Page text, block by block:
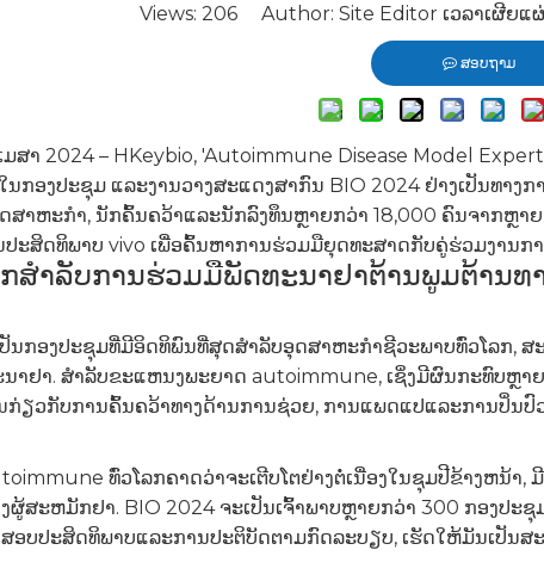
Views: 206 Author: Site Editor ເວລາເຜີຍແ
ສອບຖາມ
ມສາ 2024 – HKeybio, 'Autoimmune Disease Model
ກອງປະຊຸມ ແລະງານວາງສະແດງສາກົນ BIO 2024 ຢ່າງເປັນທາ
ສາຫະກໍາ, ນັກຄົ້ນຄວ້າແລະນັກລົງທຶນຫຼາຍກວ່າ 18,000 ຄົນຈາກຫຼ
ະສິດທິພາບ vivo ເພື່ອຄົ້ນຫາການຮ່ວມມືຍຸດທະສາດກັບຄູ່ຮ່ວມງານກ
ກສໍາລັບການຮ່ວມມືພັດທະນາຢາຕ້ານພູມຕ້ານທ
ນກອງປະຊຸມທີ່ມີອິດທິພົນທີ່ສຸດສໍາລັບອຸດສາຫະກໍາຊີວະພາບທົ່ວໂລກ,
າຢາ. ສໍາລັບຂະແຫນງພະຍາດ autoimmune, ເຊິ່ງມີຜົນກະທົບຫຼ
ຽວກັບການຄົ້ນຄວ້າທາງດ້ານການຊ່ວຍ, ການແພດແປແລະການປິ່ນປົ
ທົ່ວໂລກຄາດວ່າຈະເຕີບໂຕຢ່າງຕໍ່ເນື່ອງໃນຊຸມປີຂ້າງຫນ້າ,
ຜູ້ສະຫມັກຢາ. BIO 2024 ຈະເປັນເຈົ້າພາບຫຼາຍກວ່າ 300 ກອງປ
ອບປະສິດທິພາບແລະການປະຕິບັດຕາມກົດລະບຽບ, ເຮັດໃຫ້ມັນເປັນ